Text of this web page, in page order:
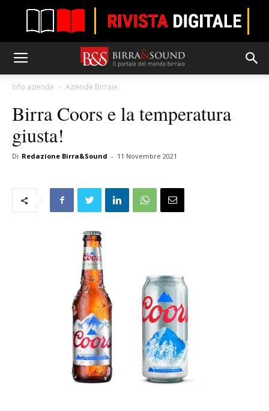
Info aziende Aziende Birraie
Birra Coors e la temperatura
giusta!
Di Redazione Birra&Sound - 11 Novembre 2021